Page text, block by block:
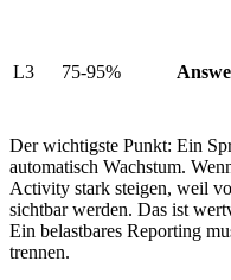
L3 75-95%
Der wichtigste Punkt: Ein
automatisch Wachstum.
Activity stark steigen, weil
sichtbar werden. Das ist
Ein belastbares Reporting
trennen.